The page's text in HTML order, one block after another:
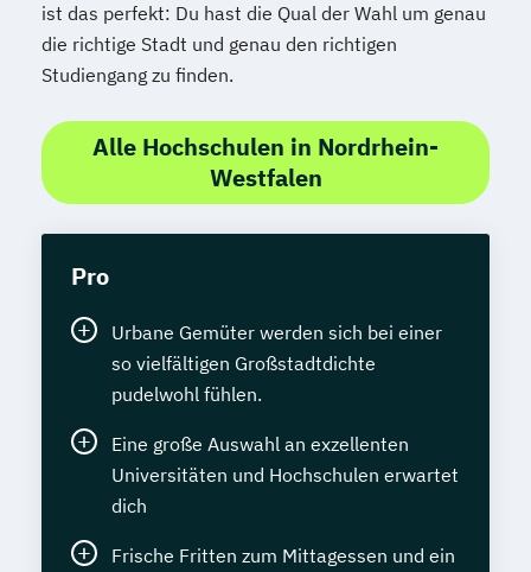
ist das perfekt: Du hast die Qual der Wahl um genau
die richtige Stadt und genau den richtigen
Studiengang zu finden.
Alle Hochschulen in Nordrhein-
Westfalen
Pro
Urbane Gemüter werden sich bei einer
so vielfältigen Großstadtdichte
pudelwohl fühlen.
Eine große Auswahl an exzellenten
Universitäten und Hochschulen erwartet
dich
Frische Fritten zum Mittagessen und ein